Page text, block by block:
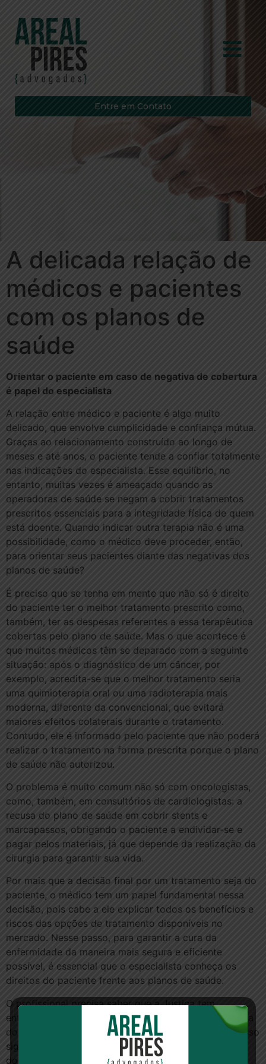
Entre em Contato
A delicada relação de
médicos e pacientes
com os planos de
saúde
Orientar o paciente em caso de negativa de cobertura
é papel do especialista
A relação entre médico e paciente é algo muito
delicado, que envolve cumplicidade e confiança mútua.
Graças ao relacionamento construído ao longo de
meses e até anos, o paciente tende a confiar totalmente
nas indicações do especialista. Esse equilíbrio, no
entanto, muitas vezes é ameaçado quando as
operadoras de saúde se negam a cobrir tratamentos
prescritos essenciais para a integridade física de quem
está doente. Quando indicar outra terapia não é uma
possibilidade, como o médico deve proceder, então,
para orientar seus pacientes diante das negativas dos
planos de saúde?
É preciso que se tenha em mente que não só é direito
do paciente ter o melhor tratamento prescrito como,
também, ter as despesas referentes a essa terapêutica
cobertas pelo plano de saúde. Mas o que acontece é
que muitos médicos têm se deparado com a seguinte
situação: após o diagnóstico de um câncer, por
exemplo, acredita-se que o melhor tratamento seria
uma quimioterapia oral ou uma radioterapia mais
moderna, diferente da convencional, que evitará
maiores efeitos colaterais durante o tratamento.
Contudo, ele é informado pelo paciente que não poderá
realizar o tratamento na forma prescrita porque o plano
de saúde não autorizou.
O problema é muito comum não só com oncologistas,
como, também, em consultórios de cardiologistas: a
recusa do plano de saúde em cobrir stents e
marcapassos, obrigando o paciente a endividar-se e
pagar pelos materiais, já que depende da realização da
cirurgia para garantir sua vida.
Por mais que a decisão final por um tratamento seja do
paciente, o médico tem um papel fundamental nessa
decisão, pois cabe a ele explicar todos os benefícios e
riscos das opções de tratamento disponíveis no
mercado. Nesse passo, para garantir a cura da
enfermidade da maneira mais segura e eficiente
possível, é essencial que o especialista conheça os
direitos do paciente frente aos planos de saúde.
O profissional precisa saber que a Justiça tem
entendido que sua palavra, como médico de confiança
do paciente, vale mais do que a do plano de saúde. Isso
significa que a operadora pode estabelecer quais
doenças estão sendo cobertas, mas não o tipo de